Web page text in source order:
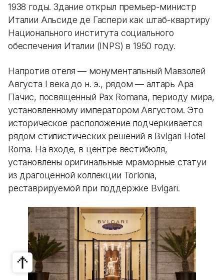
1938 годы. Здание открыл премьер-министр
Италии Альсиде де Гаспери как штаб-квартиру
Национального института социального
обеспечения Италии (INPS) в 1950 году.
Напротив отеля — монументальный Мавзолей
Августа I века до н. э., рядом — алтарь Ара
Пачис, посвященный Pax Romana, периоду мира,
установленному императором Августом. Это
историческое расположение подчеркивается
рядом стилистических решений в Bvlgari Hotel
Roma. На входе, в центре вестибюля,
установлены оригинальные мраморные статуи
из драгоценной коллекции Torlonia,
реставрируемой при поддержке Bvlgari.